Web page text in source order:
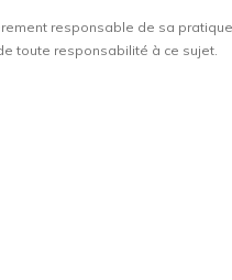
responsable de sa
toute responsabilité à ce sujet.